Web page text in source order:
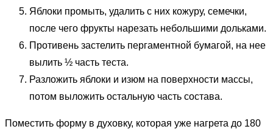
Яблоки промыть, удалить с них кожуру, семечки,
после чего фрукты нарезать небольшими дольками.
Противень застелить пергаментной бумагой, на нее
вылить ½ часть теста.
Разложить яблоки и изюм на поверхности массы,
потом выложить остальную часть состава.
Поместить форму в духовку, которая уже нагрета до 180